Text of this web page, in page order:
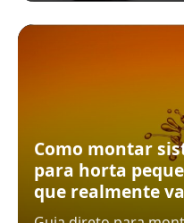
Como montar
para horta
que realmente